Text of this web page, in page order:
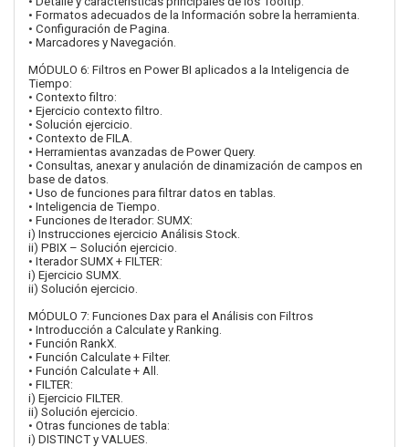
• Formatos adecuados de la Información sobre la herramienta.
• Configuración de Pagina.
• Marcadores y Navegación.
MÓDULO 6: Filtros en Power BI aplicados a la Inteligencia de
Tiempo:
• Contexto filtro:
• Ejercicio contexto filtro.
• Solución ejercicio.
• Contexto de FILA.
• Herramientas avanzadas de Power Query.
• Consultas, anexar y anulación de dinamización de campos en
base de datos.
• Uso de funciones para filtrar datos en tablas.
• Inteligencia de Tiempo.
• Funciones de Iterador: SUMX:
i) Instrucciones ejercicio Análisis Stock.
ii) PBIX – Solución ejercicio.
• Iterador SUMX + FILTER:
i) Ejercicio SUMX.
ii) Solución ejercicio.
MÓDULO 7: Funciones Dax para el Análisis con Filtros
• Introducción a Calculate y Ranking.
• Función RankX.
• Función Calculate + Filter.
• Función Calculate + All.
• FILTER:
i) Ejercicio FILTER.
ii) Solución ejercicio.
• Otras funciones de tabla:
i) DISTINCT y VALUES.